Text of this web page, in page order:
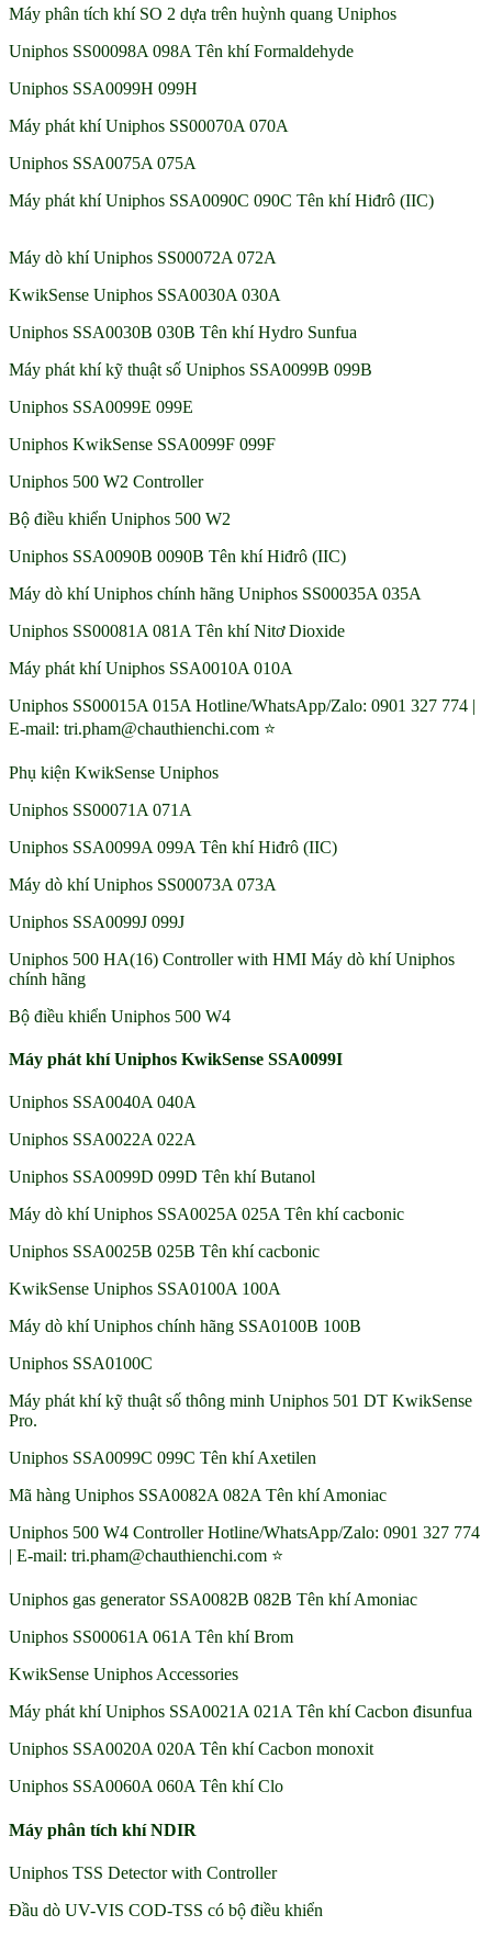
Máy phân tích khí SO 2 dựa trên huỳnh quang Uniphos
Uniphos SS00098A 098A Tên khí Formaldehyde
Uniphos SSA0099H 099H
Máy phát khí Uniphos SS00070A 070A
Uniphos SSA0075A 075A
Máy phát khí Uniphos SSA0090C 090C Tên khí Hiđrô (IIC)
Máy dò khí Uniphos SS00072A 072A
KwikSense Uniphos SSA0030A 030A
Uniphos SSA0030B 030B Tên khí Hydro Sunfua
Máy phát khí kỹ thuật số Uniphos SSA0099B 099B
Uniphos SSA0099E 099E
Uniphos KwikSense SSA0099F 099F
Uniphos 500 W2 Controller
Bộ điều khiển Uniphos 500 W2
Uniphos SSA0090B 0090B Tên khí Hiđrô (IIC)
Máy dò khí Uniphos chính hãng Uniphos SS00035A 035A
Uniphos SS00081A 081A Tên khí Nitơ Dioxide
Máy phát khí Uniphos SSA0010A 010A
Uniphos SS00015A 015A Hotline/WhatsApp/Zalo: 0901 327 774 |
E-mail: tri.pham@chauthienchi.com ⭐
Phụ kiện KwikSense Uniphos
Uniphos SS00071A 071A
Uniphos SSA0099A 099A Tên khí Hiđrô (IIC)
Máy dò khí Uniphos SS00073A 073A
Uniphos SSA0099J 099J
Uniphos 500 HA(16) Controller with HMI Máy dò khí Uniphos
chính hãng
Bộ điều khiển Uniphos 500 W4
Máy phát khí Uniphos KwikSense SSA0099I
Uniphos SSA0040A 040A
Uniphos SSA0022A 022A
Uniphos SSA0099D 099D Tên khí Butanol
Máy dò khí Uniphos SSA0025A 025A Tên khí cacbonic
Uniphos SSA0025B 025B Tên khí cacbonic
KwikSense Uniphos SSA0100A 100A
Máy dò khí Uniphos chính hãng SSA0100B 100B
Uniphos SSA0100C
Máy phát khí kỹ thuật số thông minh Uniphos 501 DT KwikSense
Pro.
Uniphos SSA0099C 099C Tên khí Axetilen
Mã hàng Uniphos SSA0082A 082A Tên khí Amoniac
Uniphos 500 W4 Controller Hotline/WhatsApp/Zalo: 0901 327 774
| E-mail: tri.pham@chauthienchi.com ⭐
Uniphos gas generator SSA0082B 082B Tên khí Amoniac
Uniphos SS00061A 061A Tên khí Brom
KwikSense Uniphos Accessories
Máy phát khí Uniphos SSA0021A 021A Tên khí Cacbon đisunfua
Uniphos SSA0020A 020A Tên khí Cacbon monoxit
Uniphos SSA0060A 060A Tên khí Clo
Máy phân tích khí NDIR
Uniphos TSS Detector with Controller
Đầu dò UV-VIS COD-TSS có bộ điều khiển